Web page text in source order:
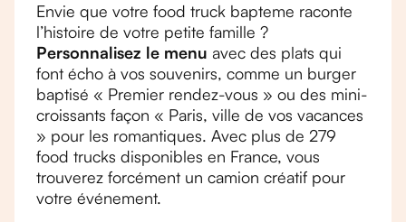
Envie que votre food truck bapteme raconte
l’histoire de votre petite famille ?
Personnalisez le menu avec des plats qui
font écho à vos souvenirs, comme un burger
baptisé « Premier rendez-vous » ou des mini-
croissants façon « Paris, ville de vos vacances
» pour les romantiques. Avec plus de 279
food trucks disponibles en France, vous
trouverez forcément un camion créatif pour
votre événement.